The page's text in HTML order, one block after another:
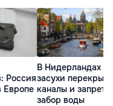
Россия
Европе
В Нидерландах
засухи
каналы и
забор воды